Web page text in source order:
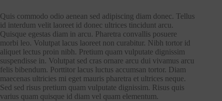
Quis commodo odio aenean sed adipiscing diam donec. Tellus
id interdum velit laoreet id donec ultrices tincidunt arcu.
Quisque egestas diam in arcu. Pharetra convallis posuere
morbi leo. Volutpat lacus laoreet non curabitur. Nibh tortor id
aliquet lectus proin nibh. Pretium quam vulputate dignissim
suspendisse in. Volutpat sed cras ornare arcu dui vivamus arcu
felis bibendum. Porttitor lacus luctus accumsan tortor. Diam
maecenas ultricies mi eget mauris pharetra et ultrices neque.
Sed sed risus pretium quam vulputate dignissim. Risus quis
varius quam quisque id diam vel quam elementum.